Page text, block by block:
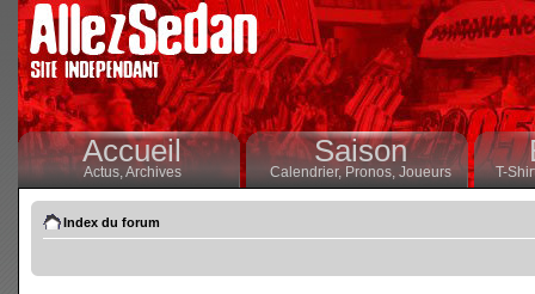
Accueil
Actus,Archives
Saison
Calendrier,Pronos, Joueurs T-
Index du forum